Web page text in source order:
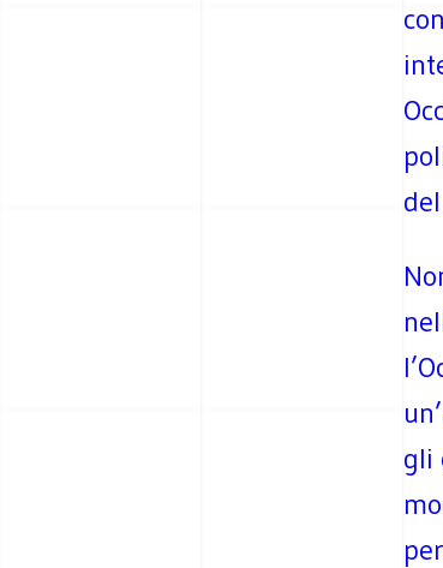
gli